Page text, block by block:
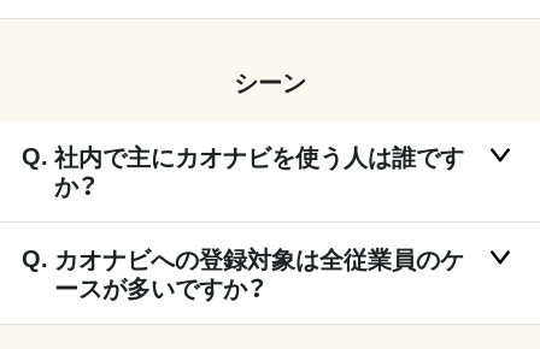
シーン
社内で主にカオナビを使う人は誰です
か？
カオナビへの登録対象は全従業員のケ
ースが多いですか？